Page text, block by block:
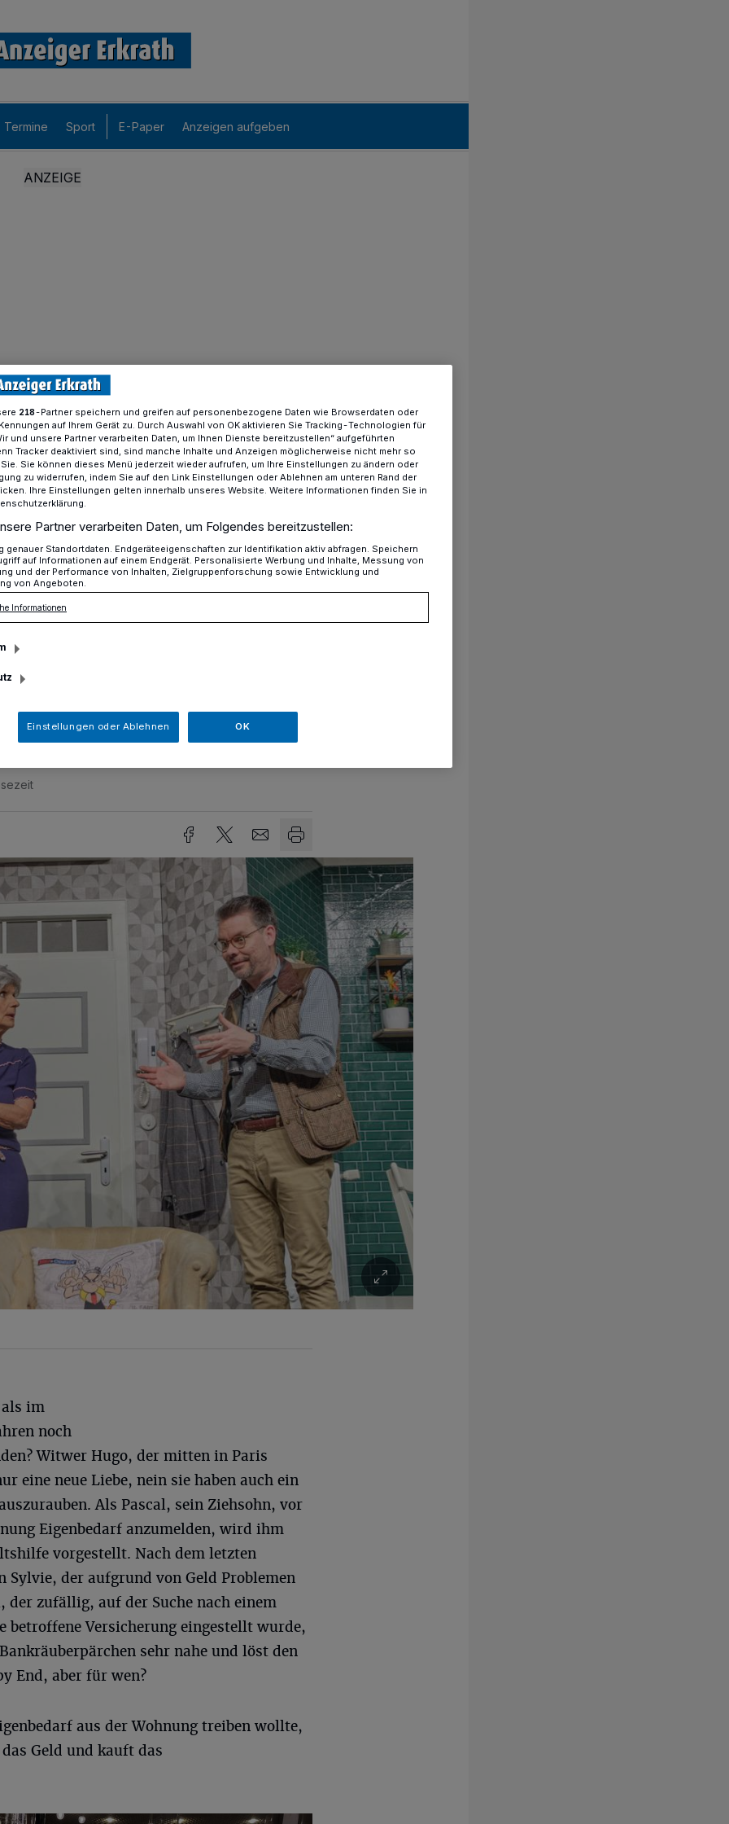
Termine Sport E-Paper Anzeigen aufgeben
„Altwerden ist nichts für Feiglinge“
Erkrath
nichts für
ist nichts für Feiglinge“ mit Ulli
Battermann läutete am 19. Januar die
2021/2022 in der Erkrather
als im
noch
Witwer Hugo, der mitten in Paris
eine neue Liebe, nein sie haben auch ein
Als Pascal, sein Ziehsohn, vor
Eigenbedarf anzumelden, wird ihm
vorgestellt. Nach dem letzten
Sylvie, der aufgrund von Geld Problemen
zufällig, auf der Suche nach einem
betroffene Versicherung eingestellt wurde,
sehr nahe und löst den
End, aber für wen?
aus der Wohnung treiben wollte,
Geld und kauft das
218-Partner speichern und greifen auf personenbezogene Daten wie Browserdaten oder
auf Ihrem Gerät zu. Durch Auswahl von OK aktivieren Sie Tracking-Technologien für
und unsere Partner verarbeiten Daten, um Ihnen Dienste bereitzustellen“ aufgeführten
Tracker deaktiviert sind, sind manche Inhalte und Anzeigen möglicherweise nicht mehr so
Sie können dieses Menü jederzeit wieder aufrufen, um Ihre Einstellungen zu ändern oder
zu widerrufen, indem Sie auf den Link Einstellungen oder Ablehnen am unteren Rand der
Ihre Einstellungen gelten innerhalb unseres Website. Weitere Informationen finden Sie in
Partner verarbeiten Daten, um Folgendes bereitzustellen:
genauer Standortdaten. Endgeräteeigenschaften zur Identifikation aktiv abfragen. Speichern
auf Informationen auf einem Endgerät. Personalisierte Werbung und Inhalte, Messung von
und der Performance von Inhalten, Zielgruppenforschung sowie Entwicklung und
von Angeboten.
Informationen
Einstellungen oder Ablehnen OK